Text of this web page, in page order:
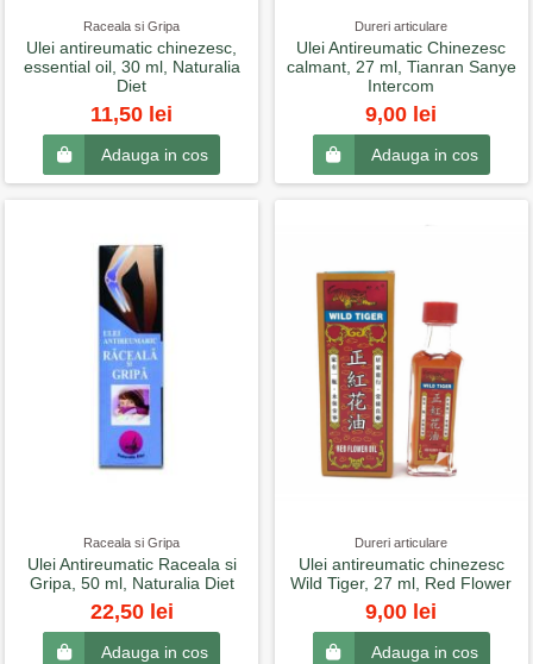
Raceala si Gripa
Ulei antireumatic chinezesc,
essential oil, 30 ml, Naturalia
Diet
11,50 lei
Adauga in cos
Dureri articulare
Ulei Antireumatic Chinezesc
calmant, 27 ml, Tianran Sanye
Intercom
9,00 lei
Adauga in cos
Raceala si Gripa
Ulei Antireumatic Raceala si
Gripa, 50 ml, Naturalia Diet
22,50 lei
Adauga in cos
Dureri articulare
Ulei antireumatic chinezesc
Wild Tiger, 27 ml, Red Flower
9,00 lei
Adauga in cos